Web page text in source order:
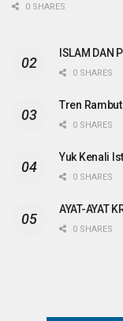
0 SHARES
ISLAM DAN
0 SHARES
Tren
0 SHARES
Yuk Kenali
0 SHARES
AYAT-AYAT
0 SHARES